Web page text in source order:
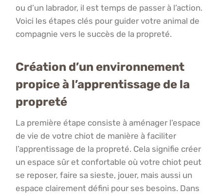
ou d’un labrador, il est temps de passer à l’action.
Voici les étapes clés pour guider votre animal de
compagnie vers le succès de la propreté.
Création d’un environnement
propice à l’apprentissage de la
propreté
La première étape consiste à aménager l’espace
de vie de votre chiot de manière à faciliter
l’apprentissage de la propreté. Cela signifie créer
un espace sûr et confortable où votre chiot peut
se reposer, faire sa sieste, jouer, mais aussi un
espace clairement défini pour ses besoins. Dans